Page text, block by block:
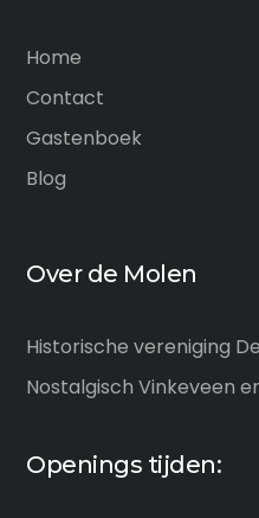
Home
Contact
Gastenboek
Blog
Over de Molen
Historische vereniging
Nostalgisch Vinkeveen
Openings tijden: